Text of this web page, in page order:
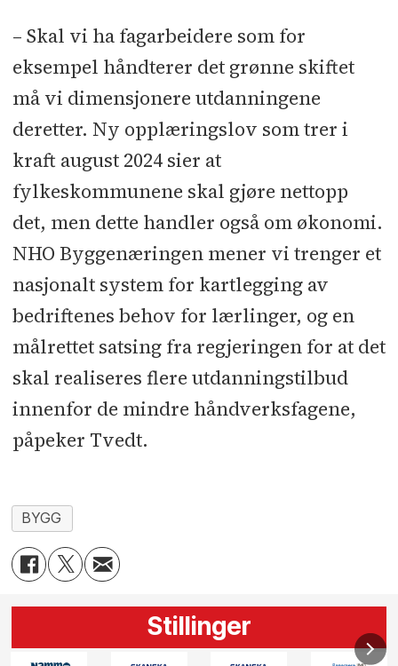
– Skal vi ha fagarbeidere som for
eksempel håndterer det grønne skiftet
må vi dimensjonere utdanningene
deretter. Ny opplæringslov som trer i
kraft august 2024 sier at
fylkeskommunene skal gjøre nettopp
det, men dette handler også om økonomi.
NHO Byggenæringen mener vi trenger et
nasjonalt system for kartlegging av
bedriftenes behov for lærlinger, og en
målrettet satsing fra regjeringen for at det
skal realiseres flere utdanningstilbud
innenfor de mindre håndverksfagene,
påpeker Tvedt.
BYGG
Stillinger